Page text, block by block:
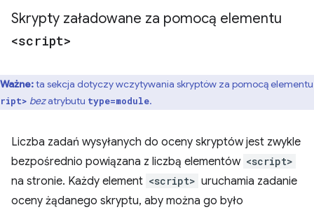
Skrypty załadowane za pomocą elementu
<script>
Ważne:ta sekcja dotyczy wczytywania skryptów za pomocą elementu
bezatrybutu type=module.
Liczba zadań wysyłanych do oceny skryptów jest zwykle
bezpośrednio powiązana z liczbą elementów <script>
na stronie. Każdy element <script> uruchamia zadanie
oceny żądanego skryptu, aby można go było